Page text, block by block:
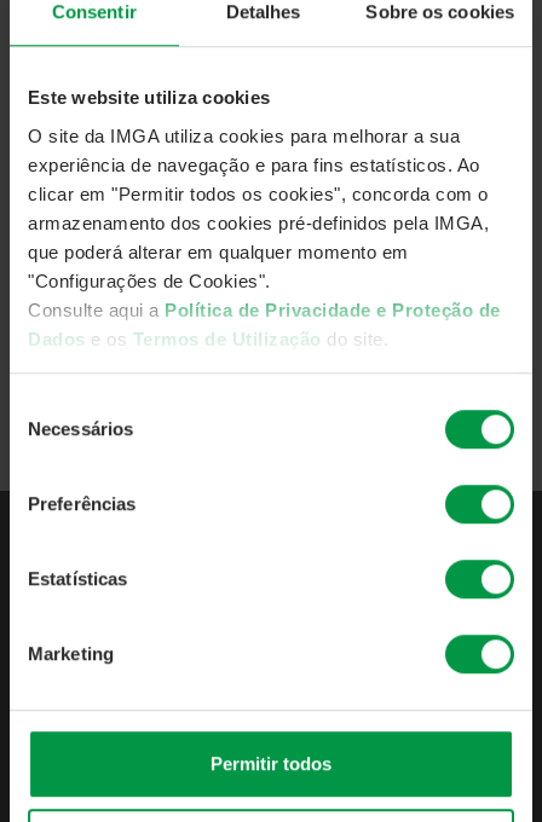
Consentir Detalhes Sobre os cookies
Este website utiliza cookies
O site da IMGA utiliza cookies para melhorar a sua
experiência de navegação e para fins estatísticos. Ao
clicar em "Permitir todos os cookies", concorda com o
armazenamento dos cookies pré-definidos pela IMGA,
que poderá alterar em qualquer momento em
"Configurações de Cookies".
Consulte aqui a Política de Privacidade e Proteção de
Dados e os Termos de Utilização do site.
Necessários
Preferências
Estatísticas
Marketing
Permitir todos
Subscrevam o IMGA Podcasts e sigam-nos nas redes
sociais:
Ver todos os episódio
Voltar
QUEM SOMOS
INDICADORES DE ATIVIDADE
POLÍTICAS & PROCEDIMENTOS
IMGA PODCASTS